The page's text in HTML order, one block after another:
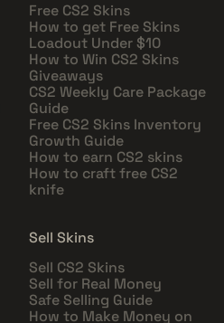
Free CS2 Skins
How to get Free Skins
Loadout Under $10
How to Win CS2 Skins
Giveaways
CS2 Weekly Care Package
Guide
Free CS2 Skins Inventory
Growth Guide
How to earn CS2 skins
How to craft free CS2
knife
Sell Skins
Sell CS2 Skins
Sell for Real Money
Safe Selling Guide
How to Make Money on